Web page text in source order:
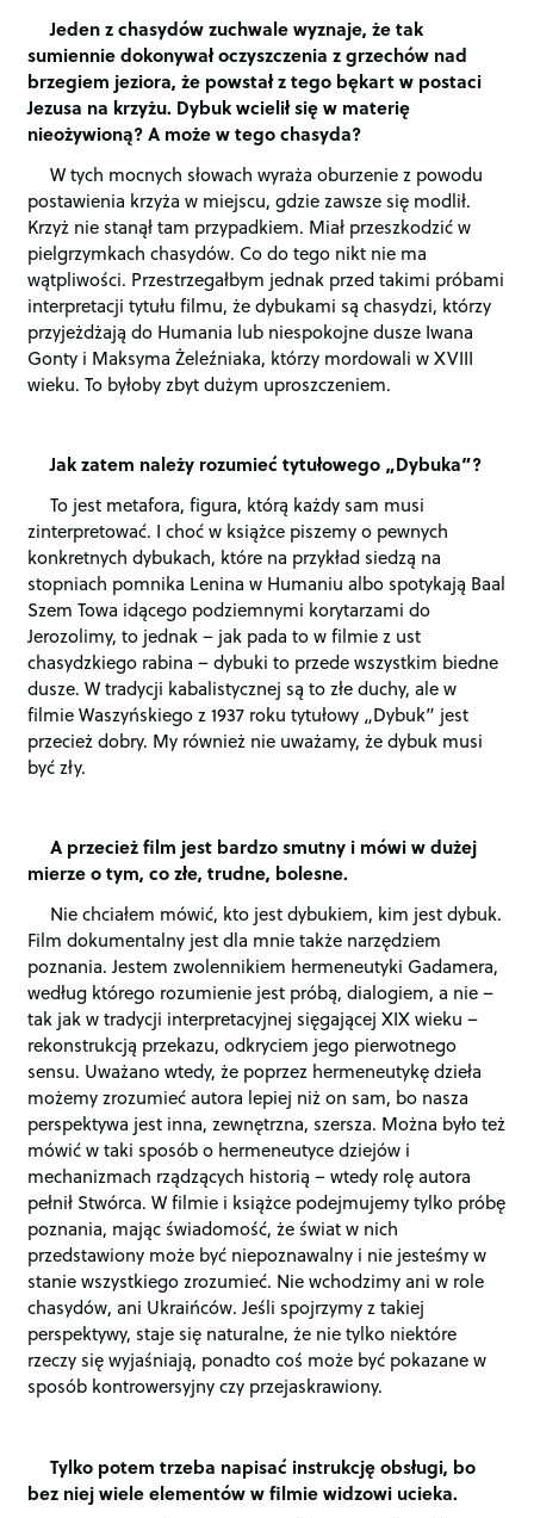
Jeden z chasydów zuchwale wyznaje, że tak
sumiennie dokonywał oczyszczenia z grzechów nad
brzegiem jeziora, że powstał z tego bękart w postaci
Jezusa na krzyżu. Dybuk wcielił się w materię
nieożywioną? A może w tego chasyda?
W tych mocnych słowach wyraża oburzenie z powodu
postawienia krzyża w miejscu, gdzie zawsze się modlił.
Krzyż nie stanął tam przypadkiem. Miał przeszkodzić w
pielgrzymkach chasydów. Co do tego nikt nie ma
wątpliwości. Przestrzegałbym jednak przed takimi próbami
interpretacji tytułu filmu, że dybukami są chasydzi, którzy
przyjeżdżają do Humania lub niespokojne dusze Iwana
Gonty i Maksyma Żeleźniaka, którzy mordowali w XVIII
wieku. To byłoby zbyt dużym uproszczeniem.
Jak zatem należy rozumieć tytułowego „Dybuka”?
To jest metafora, figura, którą każdy sam musi
zinterpretować. I choć w książce piszemy o pewnych
konkretnych dybukach, które na przykład siedzą na
stopniach pomnika Lenina w Humaniu albo spotykają Baal
Szem Towa idącego podziemnymi korytarzami do
Jerozolimy, to jednak – jak pada to w filmie z ust
chasydzkiego rabina – dybuki to przede wszystkim biedne
dusze. W tradycji kabalistycznej są to złe duchy, ale w
filmie Waszyńskiego z 1937 roku tytułowy „Dybuk” jest
przecież dobry. My również nie uważamy, że dybuk musi
być zły.
A przecież film jest bardzo smutny i mówi w dużej
mierze o tym, co złe, trudne, bolesne.
Nie chciałem mówić, kto jest dybukiem, kim jest dybuk.
Film dokumentalny jest dla mnie także narzędziem
poznania. Jestem zwolennikiem hermeneutyki Gadamera,
według którego rozumienie jest próbą, dialogiem, a nie –
tak jak w tradycji interpretacyjnej sięgającej XIX wieku –
rekonstrukcją przekazu, odkryciem jego pierwotnego
sensu. Uważano wtedy, że poprzez hermeneutykę dzieła
możemy zrozumieć autora lepiej niż on sam, bo nasza
perspektywa jest inna, zewnętrzna, szersza. Można było też
mówić w taki sposób o hermeneutyce dziejów i
mechanizmach rządzących historią – wtedy rolę autora
pełnił Stwórca. W filmie i książce podejmujemy tylko próbę
poznania, mając świadomość, że świat w nich
przedstawiony może być niepoznawalny i nie jesteśmy w
stanie wszystkiego zrozumieć. Nie wchodzimy ani w role
chasydów, ani Ukraińców. Jeśli spojrzymy z takiej
perspektywy, staje się naturalne, że nie tylko niektóre
rzeczy się wyjaśniają, ponadto coś może być pokazane w
sposób kontrowersyjny czy przejaskrawiony.
Tylko potem trzeba napisać instrukcję obsługi, bo
bez niej wiele elementów w filmie widzowi ucieka.